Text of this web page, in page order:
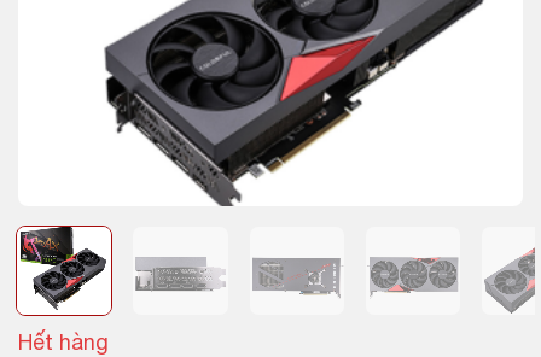
Hết hàng